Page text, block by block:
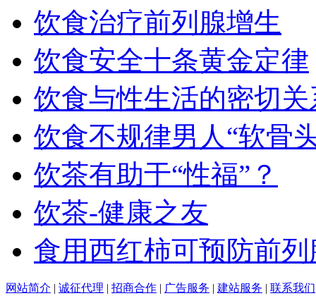
饮食治疗前列腺增生
饮食安全十条黄金定律
饮食与性生活的密切关
饮食不规律男人“软骨
饮茶有助于“性福”？
饮茶-健康之友
食用西红柿可预防前列
网站简介 | 诚征代理 | 招商合作 | 广告服务 | 建站服务 | 联系我们